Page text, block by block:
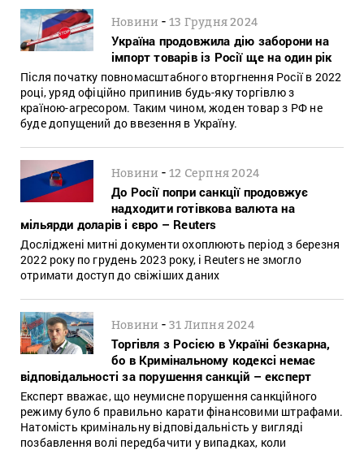
Новини -13 Грудня 2024
Україна продовжила дію заборони на
імпорт товарів із Росії ще на один рік
Після початку повномасштабного вторгнення Росії в 2022
році, уряд офіційно припинив будь-яку торгівлю з
країною-агресором. Таким чином, жоден товар з РФ не
буде допущений до ввезення в Україну.
Новини -12 Серпня 2024
До Росії попри санкції продовжує
надходити готівкова валюта на
мільярди доларів і євро – Reuters
Досліджені митні документи охоплюють період з березня
2022 року по грудень 2023 року, і Reuters не змогло
отримати доступ до свіжіших даних
Новини -31 Липня 2024
Торгівля з Росією в Україні безкарна,
бо в Кримінальному кодексі немає
відповідальності за порушення санкцій – експерт
Експерт вважає, що неумисне порушення санкційного
режиму було б правильно карати фінансовими штрафами.
Натомість кримінальну відповідальність у вигляді
позбавлення волі передбачити у випадках, коли